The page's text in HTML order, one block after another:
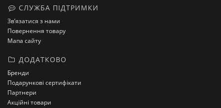
СЛУЖБА ПІДТРИМКИ
Зв’язатися з нами
Повернення товару
Мапа сайту
ДОДАТКОВО
Бренди
Подарункові сертифікати
Партнери
Акційні товари